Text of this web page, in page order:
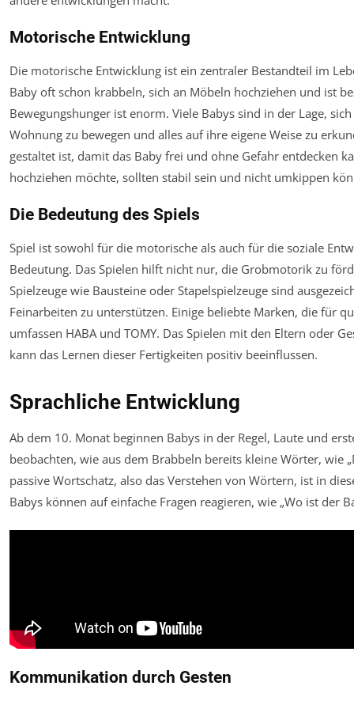
Motorische Entwicklung
Die motorische Entwicklung ist ein zentraler Bestandteil im
Baby oft schon krabbeln, sich an Möbeln hochziehen und ist
Bewegungshunger ist enorm. Viele Babys sind in der Lage,
Wohnung zu bewegen und alles auf ihre eigene Weise zu
gestaltet ist, damit das Baby frei und ohne Gefahr entdecken
hochziehen möchte, sollten stabil sein und nicht umkippen
Die Bedeutung des Spiels
Spiel ist sowohl für die motorische als auch für die soziale
Bedeutung. Das Spielen hilft nicht nur, die Grobmotorik zu
Spielzeuge wie Bausteine oder Stapelspielzeuge sind
Feinarbeiten zu unterstützen. Einige beliebte Marken, die für
umfassen HABA und TOMY. Das Spielen mit den Eltern oder
kann das Lernen dieser Fertigkeiten positiv beeinflussen.
Sprachliche Entwicklung
Ab dem 10. Monat beginnen Babys in der Regel, Laute und
beobachten, wie aus dem Brabbeln bereits kleine Wörter, wie
passive Wortschatz, also das Verstehen von Wörtern, ist in
Babys können auf einfache Fragen reagieren, wie „Wo ist der
Kommunikation durch Gesten